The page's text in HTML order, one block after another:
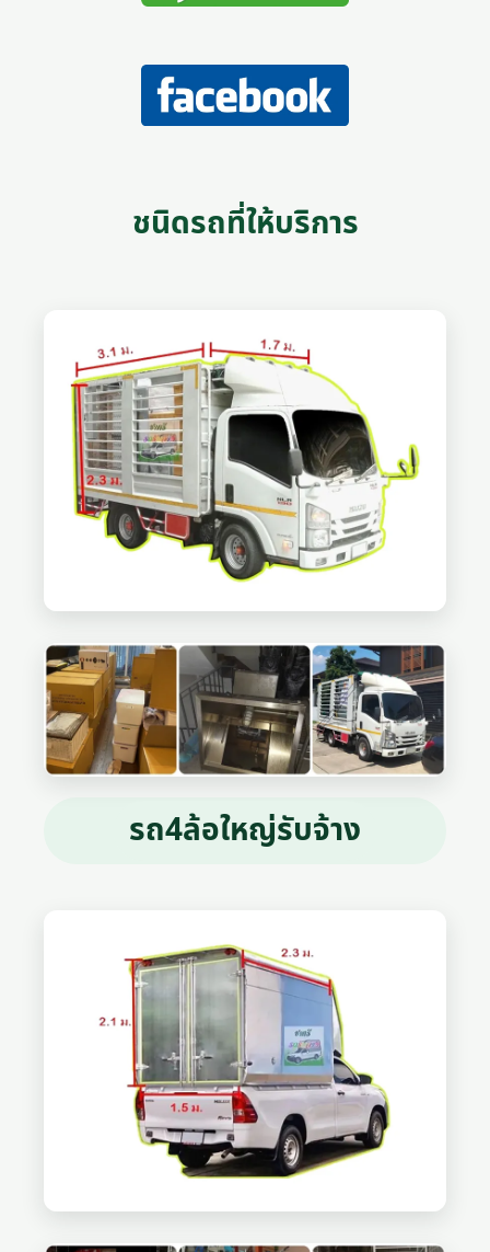
ชนิดรถที่ให้บริการ
รถ4ล้อใหญ่รับจ้าง